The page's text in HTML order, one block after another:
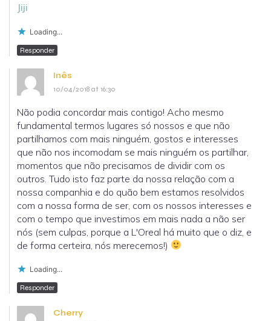
Jiji
Loading...
Responder
Inês
10/04/2018 at 16:30
Não podia concordar mais contigo! Acho mesmo
fundamental termos lugares só nossos e que não
partilhamos com mais ninguém, gostos e interesses
que não nos incomodam se mais ninguém os partilhar,
momentos que não precisamos de dividir com os
outros. Tudo isto faz parte da nossa relação com a
nossa companhia e do quão bem estamos resolvidos
com a nossa forma de ser, com os nossos interesses e
com o tempo que investimos em mais nada a não ser
nós (sem culpas, porque a L'Oreal há muito que o diz, e
de forma certeira, nós merecemos!)
Loading...
Responder
Cherry